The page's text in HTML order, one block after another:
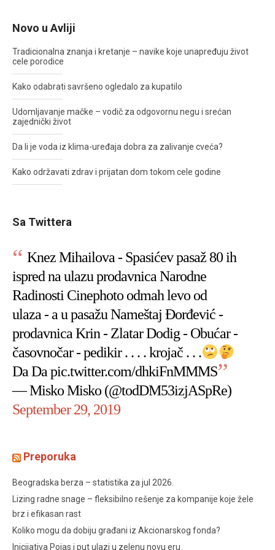
Novo u Avliji
Tradicionalna znanja i kretanje – navike koje unapređuju život
cele porodice
Kako odabrati savršeno ogledalo za kupatilo
Udomljavanje mačke – vodič za odgovornu negu i srećan
zajednički život
Da li je voda iz klima-uređaja dobra za zalivanje cveća?
Kako održavati zdrav i prijatan dom tokom cele godine
Sa Twittera
Knez Mihailova - Spasićev pasaž 80 ih
ispred na ulazu prodavnica Narodne
Radinosti Cinephoto odmah levo od
ulaza - a u pasažu Nameštaj Đorđević -
prodavnica Krin - Zlatar Dodig - Obućar -
časovnočar - pedikir . . . . krojač . . .
Da Dapic.twitter.com/dhkiFnMMMS
— Misko Misko (@todDM53izjASpRe)
September 29, 2019
Preporuka
Beogradska berza – statistika za jul 2026.
Lizing radne snage – fleksibilno rešenje za kompanije koje žele
brz i efikasan rast
Koliko mogu da dobiju građani iz Akcionarskog fonda?
Inicijativa Pojas i put ulazi u zelenu novu eru